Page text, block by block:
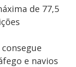
de 77,5
e navios